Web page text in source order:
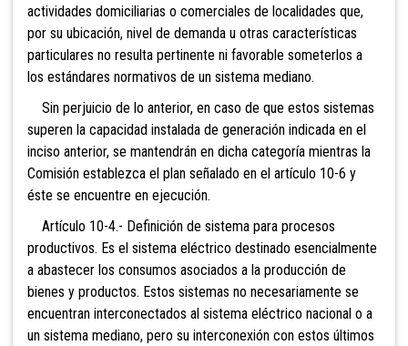
actividades domiciliarias o comerciales de localidades que,
por su ubicación, nivel de demanda u otras características
particulares no resulta pertinente ni favorable someterlos a
los estándares normativos de un sistema mediano.
Sin perjuicio de lo anterior, en caso de que estos sistemas
superen la capacidad instalada de generación indicada en el
inciso anterior, se mantendrán en dicha categoría mientras la
Comisión establezca el plan señalado en el artículo 10-6 y
éste se encuentre en ejecución.
Artículo 10-4.- Definición de sistema para procesos
productivos. Es el sistema eléctrico destinado esencialmente
a abastecer los consumos asociados a la producción de
bienes y productos. Estos sistemas no necesariamente se
encuentran interconectados al sistema eléctrico nacional o a
un sistema mediano, pero su interconexión con estos últimos